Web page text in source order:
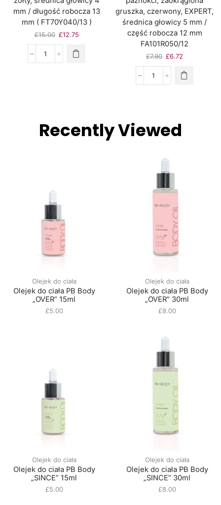
mm / długość robocza 13
mm ( FT70Y040/13 )
£15.00 £12.75
gruszka, czerwony, EXPERT,
średnica głowicy 5 mm /
część robocza 12 mm
FA101R050/12
£7.90 £6.72
Recently Viewed
Olejek do ciała
Olejek do ciała PB Body
„OVER” 15ml
£5.00
Olejek do ciała
Olejek do ciała PB Body
„OVER” 30ml
£8.00
Olejek do ciała
Olejek do ciała PB Body
„SINCE” 15ml
£5.00
Olejek do ciała
Olejek do ciała PB Body
„SINCE” 30ml
£8.00